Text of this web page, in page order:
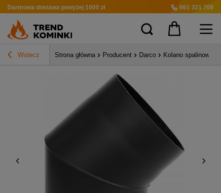
Darmowa dostawa powyżej 1000 zł 661 321 709
Wstecz Strona główna Producent Darco Kolano spalinowe